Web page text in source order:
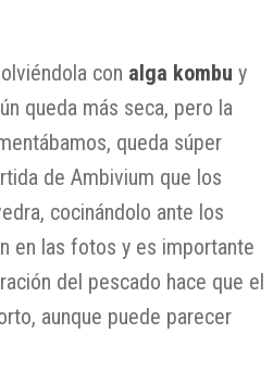
con alga kombu y
queda más seca, pero la
queda súper
de Ambivium que los
cocinándolo ante los
en las fotos y es importante
del pescado hace que el
aunque puede parecer